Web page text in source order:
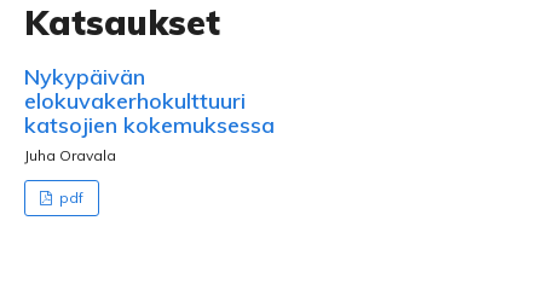
Katsaukset
Nykypäivän
elokuvakerhokulttuuri
katsojien kokemuksessa
Juha Oravala
pdf